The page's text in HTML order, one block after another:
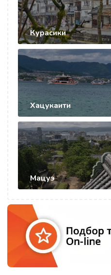
Курасики
Хацукаити
Мацуэ